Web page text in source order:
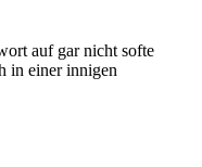
auf gar nicht softe
in einer innigen